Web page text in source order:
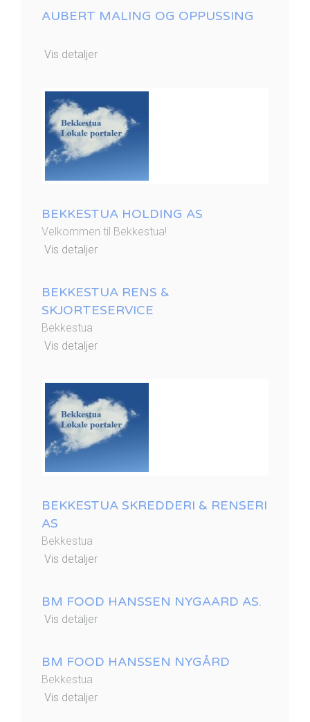
AUBERT MALING OG OPPUSSING
Vis detaljer
BEKKESTUA HOLDING AS
Velkommen til Bekkestua!
Vis detaljer
BEKKESTUA RENS &
SKJORTESERVICE
Bekkestua
Vis detaljer
BEKKESTUA SKREDDERI & RENSERI
AS
Bekkestua
Vis detaljer
BM FOOD HANSSEN NYGAARD AS.
Vis detaljer
BM FOOD HANSSEN NYGÅRD
Bekkestua
Vis detaljer